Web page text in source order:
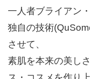
一人者ブライアン
独自の技術
させて、
素肌を本来の美し